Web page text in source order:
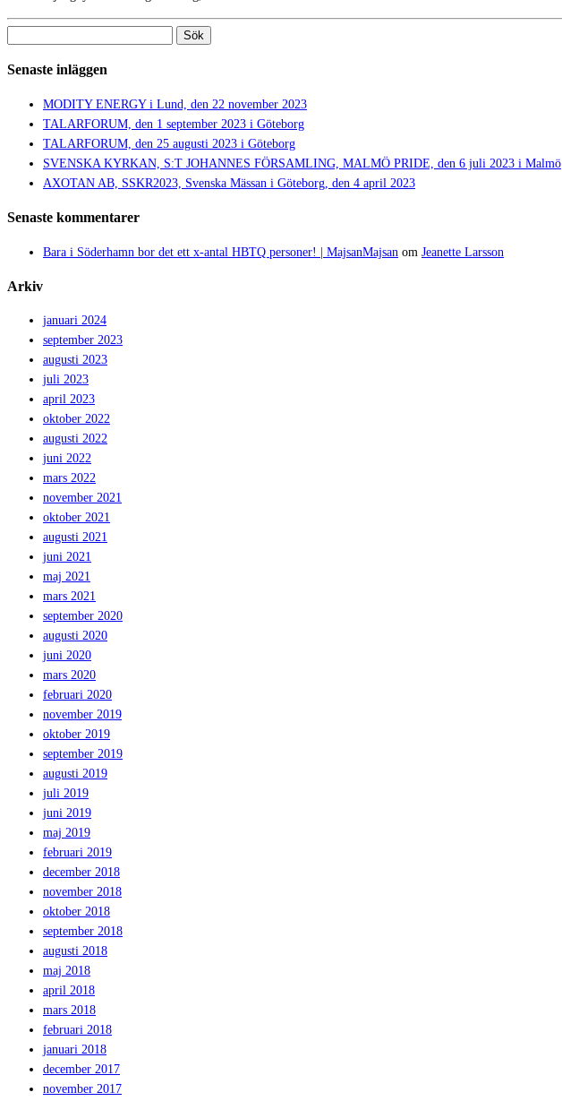
Senaste inläggen
MODITY ENERGY i Lund, den 22 november 2023
TALARFORUM, den 1 september 2023 i Göteborg
TALARFORUM, den 25 augusti 2023 i Göteborg
SVENSKA KYRKAN, S:T JOHANNES FÖRSAMLING, MALMÖ PRIDE, den 6 juli 2023 i Malmö
AXOTAN AB, SSKR2023, Svenska Mässan i Göteborg, den 4 april 2023
Senaste kommentarer
Bara i Söderhamn bor det ett x-antal HBTQ personer! | MajsanMajsan om Jeanette Larsson
Arkiv
januari 2024
september 2023
augusti 2023
juli 2023
april 2023
oktober 2022
augusti 2022
juni 2022
mars 2022
november 2021
oktober 2021
augusti 2021
juni 2021
maj 2021
mars 2021
september 2020
augusti 2020
juni 2020
mars 2020
februari 2020
november 2019
oktober 2019
september 2019
augusti 2019
juli 2019
juni 2019
maj 2019
februari 2019
december 2018
november 2018
oktober 2018
september 2018
augusti 2018
maj 2018
april 2018
mars 2018
februari 2018
januari 2018
december 2017
november 2017